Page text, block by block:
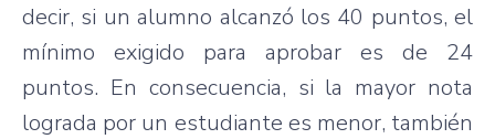
decir, si un alumno alcanzó los 40 puntos, el
mínimo exigido para aprobar es de 24
puntos. En consecuencia, si la mayor nota
lograda por un estudiante es menor, también